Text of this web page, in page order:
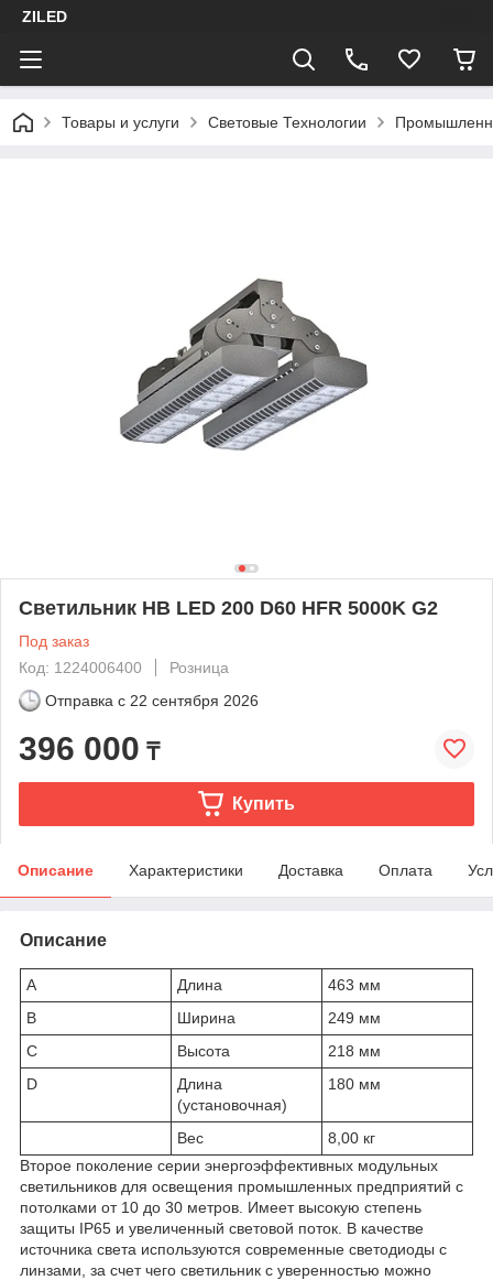
ZILED
Товары и услуги Световые Технологии
Светильник HB LED 200 D60 HFR 5000K G2
Под заказ
Код: 1224006400
Розница
Отправка с 22 сентября 2026
396 000 ₸
Купить
Описание Характеристики Доставка Оплата
Описание
A Длина
463 мм
B
Ширина
249 мм
C
Высота
218 мм
D
Длина
(установочная)
180 мм
Вес
8,00 кг
Второе поколение серии энергоэффективных модульных
светильников для освещения промышленных предприятий с
потолками от 10 до 30 метров. Имеет высокую степень
защиты IP65 и увеличенный световой поток. В качестве
источника света используются современные светодиоды с
линзами, за счет чего светильник с уверенностью можно